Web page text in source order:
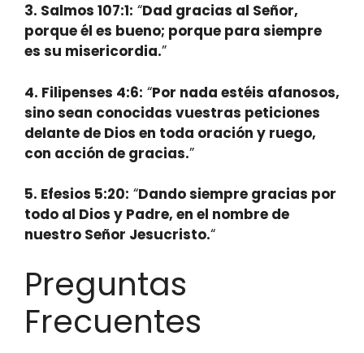
3. Salmos 107:1: “Dad gracias al Señor,
porque él es bueno; porque para siempre
es su misericordia.”
4. Filipenses 4:6: “Por nada estéis afanosos,
sino sean conocidas vuestras peticiones
delante de Dios en toda oración y ruego,
con acción de gracias.”
5. Efesios 5:20: “Dando siempre gracias por
todo al Dios y Padre, en el nombre de
nuestro Señor Jesucristo.“
Preguntas
Frecuentes